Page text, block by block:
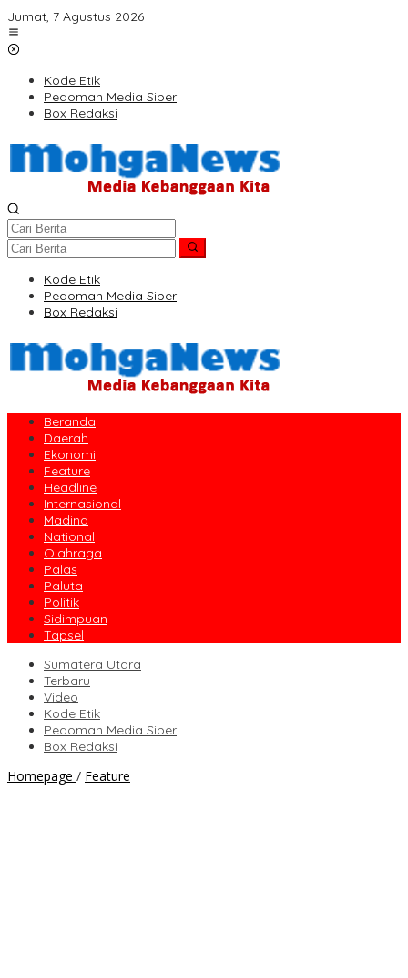
Lewati
ke
konten
Jumat, 7 Agustus 2026
Kode Etik
Pedoman Media Siber
Box Redaksi
Kode Etik
Pedoman Media Siber
Box Redaksi
Beranda
Daerah
Ekonomi
Feature
Headline
Internasional
Madina
National
Olahraga
Palas
Paluta
Politik
Sidimpuan
Tapsel
Sumatera Utara
Terbaru
Video
Kode Etik
Pedoman Media Siber
Box Redaksi
Homepage / Feature